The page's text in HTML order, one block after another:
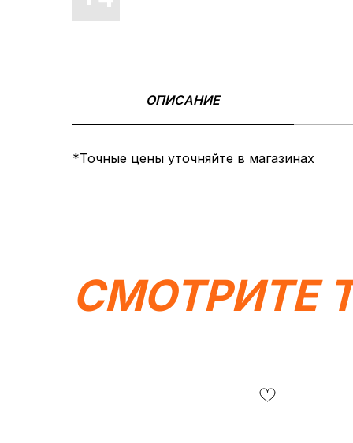
ОПИСАНИЕ
*Точные цены уточняйте в магазинах
СМОТРИТЕ